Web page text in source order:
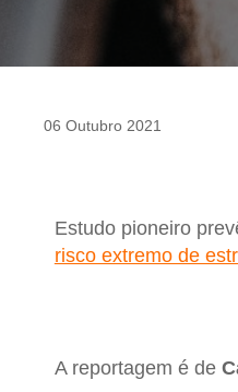
06 Outubro 2021
Estudo pioneiro
risco extremo de
A reportagem é de